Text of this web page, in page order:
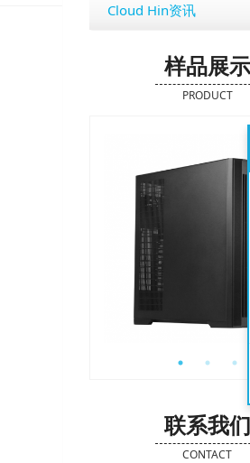
Cloud Hin资讯
样品展示
PRODUCT
联系我们
CONTACT